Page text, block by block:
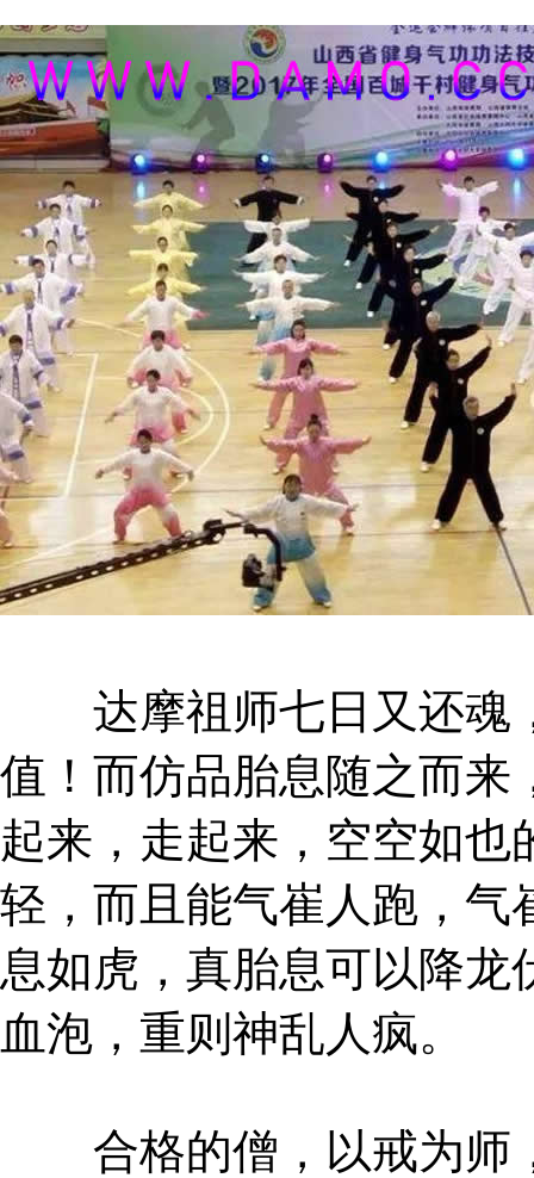
达摩祖师七日又还魂
值！而仿品胎息随之而来
起来，走起来，空空如
轻，而且能气崔人跑，气
息如虎，真胎息可以降
血泡，重则神乱人疯。
合格的僧，以戒为师